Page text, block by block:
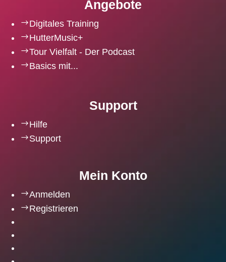
Angebote
$Digitales Training
$HutterMusic+
$Tour Vielfalt - Der Podcast
$Basics mit...
Support
$Hilfe
$Support
Mein Konto
$Anmelden
$Registrieren